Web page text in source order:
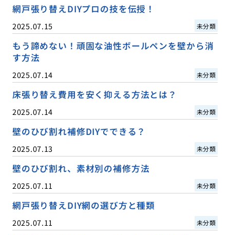
網戸張り替えDIYプロの技を伝授！
2025.07.15 未分類
もう諦めない！頑固な油性ボールペンを壁から消
す方法
2025.07.14 未分類
床張り替え費用を安く抑える方法とは？
2025.07.14 未分類
壁のひび割れ補修DIYでできる？
2025.07.13 未分類
壁のひび割れ、素材別の補修方法
2025.07.11 未分類
網戸張り替えDIY網の選び方と種類
2025.07.11 未分類